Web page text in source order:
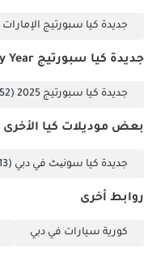
جديدة كيا سبورتيج الإمارات
جديدة كيا سبورتيج by Year
جديدة كيا سبورتيج 2025 (52)
بعض موديلات كيا الأخرى
جديدة كيا سونیٹ في دبي (13)
روابط أخرى
كورية سيارات في دبي